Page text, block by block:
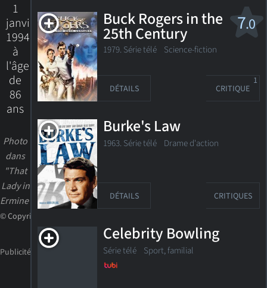
1
janvier
1994
à
l'âge
de
86
ans
Photo
dans
"That
Lady in
Ermine"
© Copyright
7.0
Buck Rogers in the
25th Century
1979. Série télé Science-fiction
DÉTAILS CRITIQUE
1
Burke's Law
1963. Série télé Drame d'action
DÉTAILS CRITIQUES
Celebrity Bowling
Série télé Sport, familial